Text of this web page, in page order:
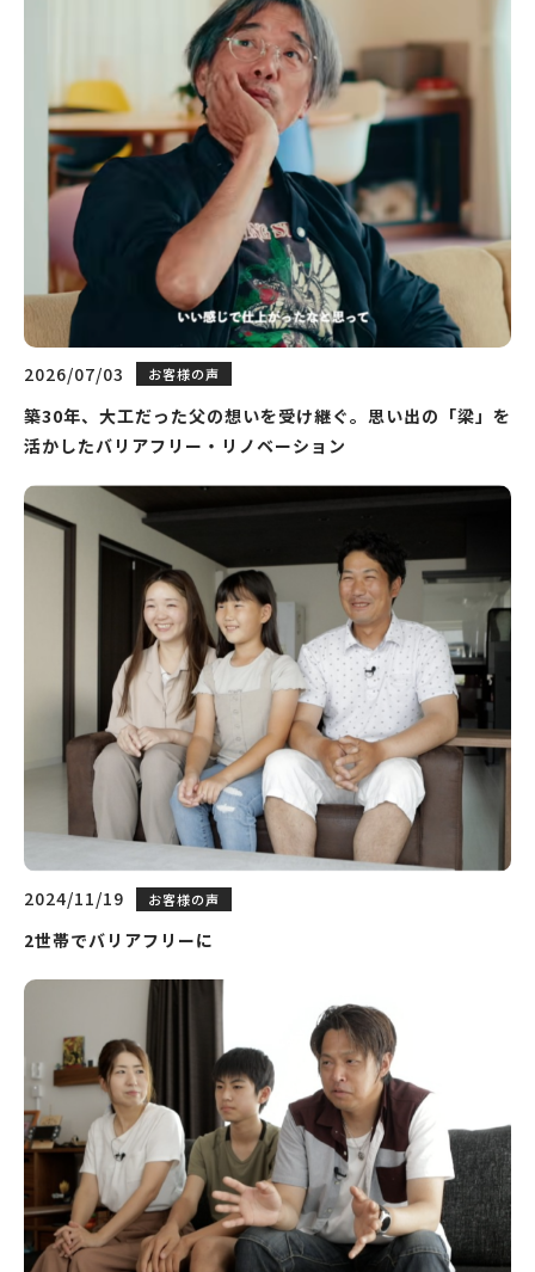
2026/07/03 お客様の声
築30年、大工だった父の想いを受け継ぐ。思い出の「梁」を
活かしたバリアフリー・リノベーション
2024/11/19 お客様の声
2世帯でバリアフリーに